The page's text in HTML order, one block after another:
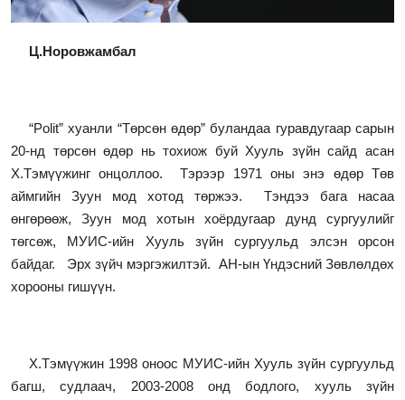
Ц.Норовжамбал
“Polit” хуанли “Төрсөн өдөр” буландаа гуравдугаар сарын
20-нд төрсөн өдөр нь тохиож буй Хууль зүйн сайд асан
Х.Тэмүүжинг онцоллоо. Тэрээр 1971 оны энэ өдөр Төв
аймгийн Зуун мод хотод төржээ. Тэндээ бага насаа
өнгөрөөж, Зуун мод хотын хоёрдугаар дунд сургуулийг
төгсөж, МУИС-ийн Хууль зүйн сургуульд элсэн орсон
байдаг. Эрх зүйч мэргэжилтэй. АН-ын Үндэсний Зөвлөлдөх
хорооны гишүүн.
Х.Тэмүүжин 1998 оноос МУИС-ийн Хууль зүйн сургуульд
багш, судлаач, 2003-2008 онд бодлого, хууль зүйн